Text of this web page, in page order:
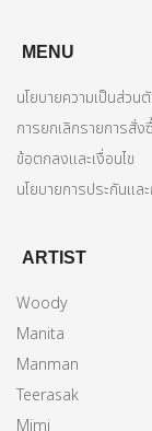
MENU
นโยบายความเป็นส่วน
การยกเลิกรายการสั่ง
ข้อตกลงและเงื่อนไข
นโยบายการประกันแล
ARTIST
Woody
Manita
Manman
Teerasak
Mimi